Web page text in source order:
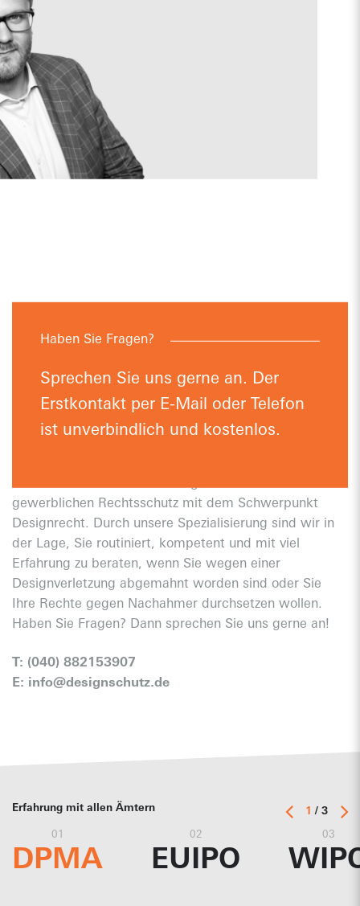
Haben Sie Fragen?
Sprechen Sie uns gerne an. Der
Erstkontakt per E-Mail oder Telefon
ist unverbindlich und kostenlos.
Kompetenz durch Spezialisierung
Fachanwaltskanzlei für Designrecht
Wir sind eine bundesweit tätige Fachanwaltskanzlei für
gewerblichen Rechtsschutz mit dem Schwerpunkt
Designrecht. Durch unsere Spezialisierung sind wir in
der Lage, Sie routiniert, kompetent und mit viel
Erfahrung zu beraten, wenn Sie wegen einer
Designverletzung abgemahnt worden sind oder Sie
Ihre Rechte gegen Nachahmer durchsetzen wollen.
Haben Sie Fragen? Dann sprechen Sie uns gerne an!
T: (040) 882153907
E: info@designschutz.de
Erfahrung mit allen Ämtern 1 / 3
01
DPMA
02
EUIPO
03